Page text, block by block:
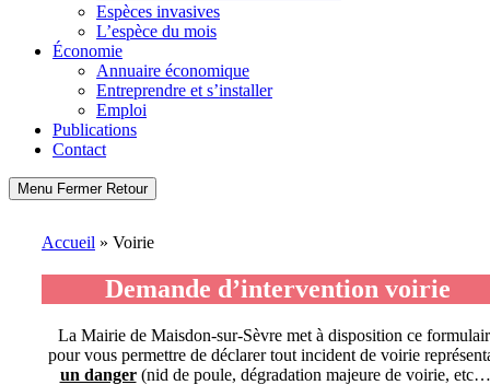
Espèces invasives
L’espèce du mois
Économie
Annuaire économique
Entreprendre et s’installer
Emploi
Publications
Contact
Menu Fermer Retour
Accueil » Voirie
Demande d’intervention voirie
La Mairie de Maisdon-sur-Sèvre met à disposition ce
pour vous permettre de déclarer tout incident de voirie
un danger(nid de poule, dégradation majeure de voirie,